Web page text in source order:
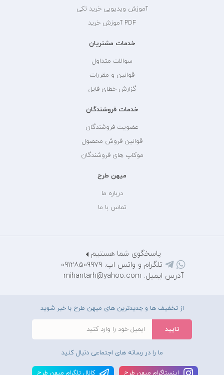
آموزش ویدیویی خرید تکی
PDF آموزش خرید
خدمات مشتریان
سوالات متداول
قوانین و مقررات
گزارش خطای فایل
خدمات فروشندگان
عضویت فروشندگان
قوانین فروش محصول
موکاپ های فروشندگان
میهن طرح
درباره ما
تماس با ما
پاسخگوی شما هستیم
تلگرام و واتس اپ: 09128509979
آدرس ایمیل: mihantarh@yahoo.com
از تخفیف ها و جدیدترین های میهن طرح با خبر شوید
ما را در رسانه های اجتماعی دنبال کنید
اينستاگرام ميهن طرح کانال تلگرام ميهن طرح